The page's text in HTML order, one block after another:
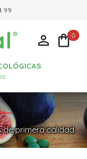
 0
de primera calidad